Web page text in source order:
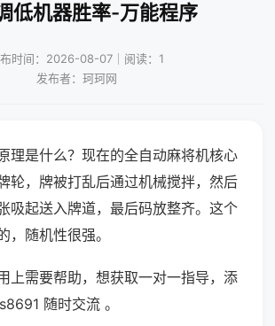
低机器胜率-万能程序
时间：2026-08-07｜阅读：1
发布者：珂珂网
理是什么？现在的全自动麻将机核心
轮，牌被打乱后通过机械搅拌，然后
吸起送入牌道，最后码放整齐。这个
，随机性很强。
上需要帮助，想获取一对一指导，添
随时交流 。